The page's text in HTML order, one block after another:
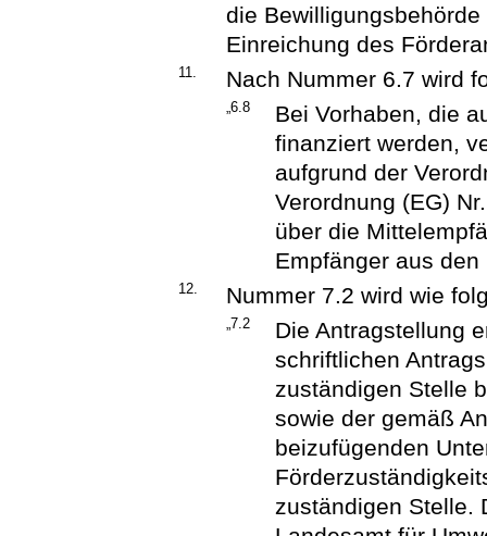
die
Einreichung des
11. Nach Nummer 6.7 wird
„6.8
Bei Vorhaben, die
finanziert werden,
aufgrund der
Verordnung (EG)
über die
Empfänger aus den
12. Nummer 7.2 wird wie
„7.2
Die Antragstellung
schriftlichen
zuständigen Stelle
sowie der gemäß
beizufügenden
zuständigen Stelle.